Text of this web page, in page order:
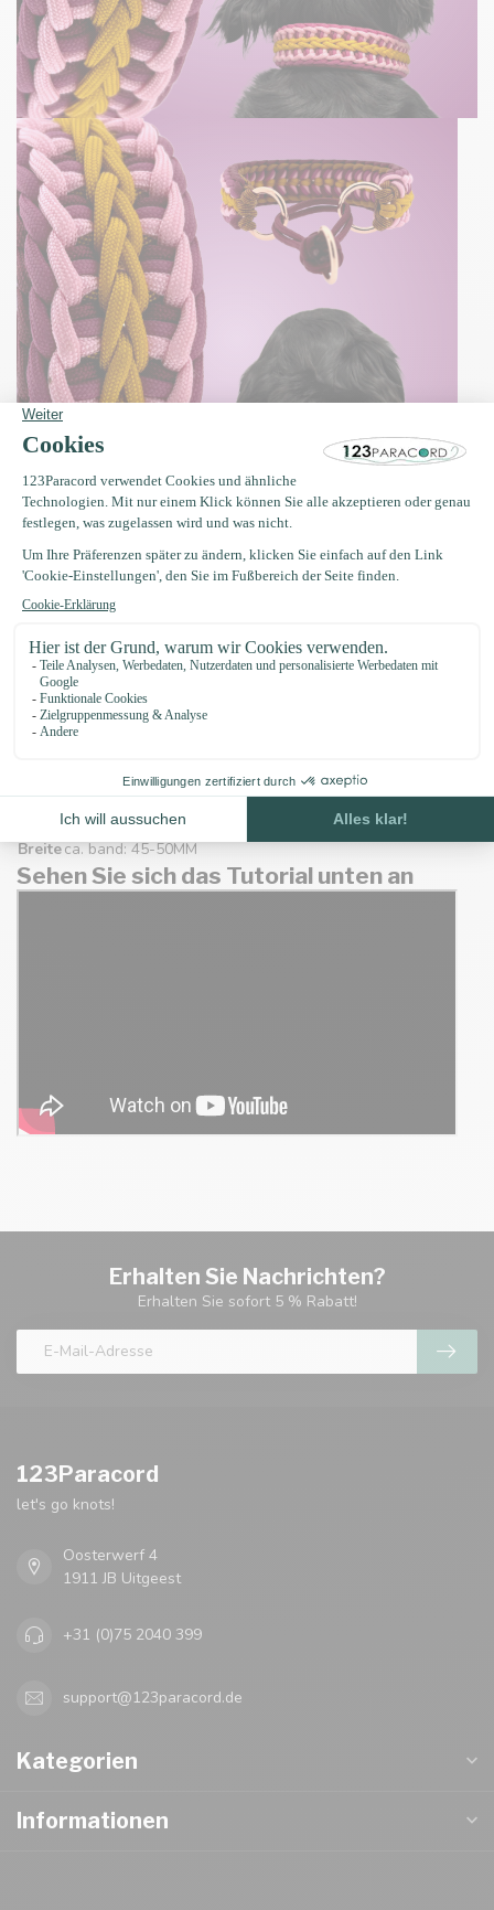
Verwendete Produkte:
8M Typ III Burgundy / Goldenrod Diamond (
7M Typ III Burgundy (
Link
5M Typ III Fuchsia (Link)
5M Typ III Rose Rosa (
4M Typ III Goldenrod (
2x O-ringe 35 X 4MM Rosegold (
Reifeneigenschaften:
ca. band: 14MM
Breiteca. band: 45-50MM
Sehen Sie sich das Tutorial unten an
Erhalten Sie Nachrichten?
Erhalten Sie sofort 5 % Rabatt!
123Paracord
let's go knots!
Oosterwerf 4
1911 JB Uitgeest
+31 (0)75 2040 399
support@123paracord.de
Kategorien
Informationen